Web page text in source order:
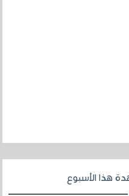
هذا الأسبوع